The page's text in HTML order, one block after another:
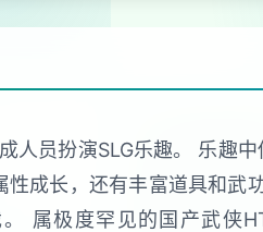
员扮演SLG乐趣。 乐趣中
成长，还有丰富道具和武
属极度罕见的国产武侠